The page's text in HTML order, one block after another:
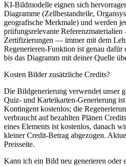
KI-Bildmodelle eignen sich
Diagramme (Zellbestandteile,
geografische Merkmale) und werden
prüfungsrelevante
Zertifizierungen — immer mit dem
Regenerieren-Funktion ist genau dafür
bis das Diagramm mit deiner Quelle
Kosten Bilder zusätzliche Credits?
Die Bildgenerierung verwendet unser
Quiz- und Karteikarten-Generierung
Kontingent kostenlos; die
verbraucht auf bezahlten Plänen
eines Elements ist kostenlos, danach
kleiner Credit-Betrag abgezogen.
Preisseite.
Kann ich ein Bild neu generieren oder